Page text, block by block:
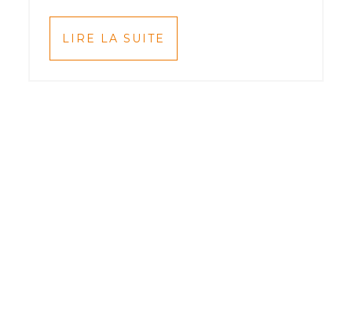
LIRE LA SUITE